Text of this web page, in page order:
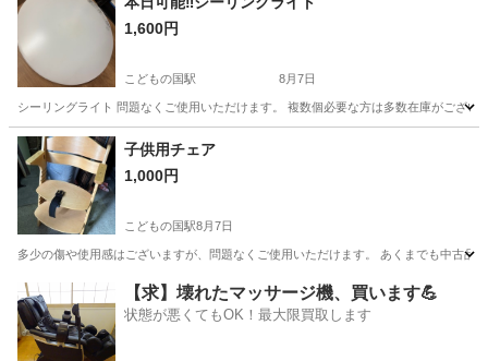
1,600円
こどもの国駅 8月7日
シーリングライト 問題なくご使用いただけます。 複数個必要な方は多数在庫がござ
神奈川 川崎市 こどもの国駅
子供用チェア
1,000円
こどもの国駅8月7日
多少の傷や使用感はございますが、問題なくご使用いただけます。 あくまでも中古
神奈川 川崎市 こどもの国駅 椅子
【求】壊れたマッサージ機、買います💪
状態が悪くてもOK！最大限買取します